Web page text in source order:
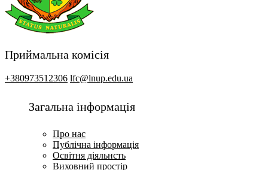
Приймальна комісія
+380973512306 lfc@lnup.edu.ua
Загальна інформація
Про нас
Публічна інформація
Освітня діяльнсть
Виховний простір